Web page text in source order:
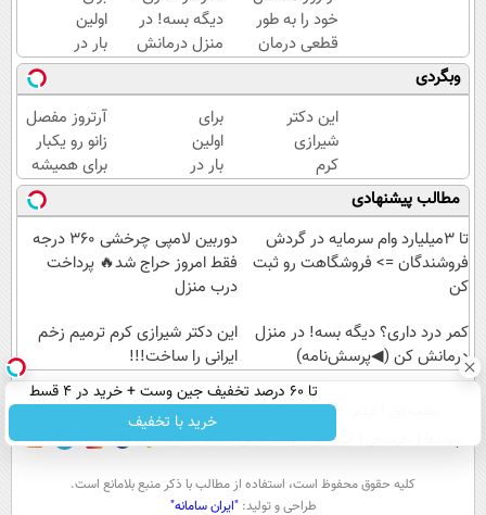
خود را به طور
قطعی درمان
کنید!
◗پرسش‌نامه◖
دیگه بسه! در
منزل درمانش
کن
(◀پرسش‌نامه)
اولین
بار در
ایران
🇮🇷
این
دکتر
کرم
ترمیم
کننده
23
روزه
وبگردی
این دکتر
شیرازی
کرم
ترمیم
زخم
ایرانی را
ساخت!!!
برای
اولین
بار در
ایران
🇮🇷
این
دکتر
کرم
کننده
23
روزه
ساخت!
آرتروز مفصل
زانو رو یکبار
برای همیشه
درمان کن!
◗پرسش‌نامه◖
مطالب پیشنهادی
تا 3میلیارد وام سرمایه در گردش
فروشندگان => فروشگاهت رو ثبت
کن
دوربین لامپی چرخشی 360 درجه
فقط امروز حراج شد🔥 پرداخت
درب منزل
کمر درد داری؟ دیگه بسه! در منزل
درمانش کن (◀پرسش‌نامه)
این دکتر شیرازی کرم ترمیم زخم
ایرانی را ساخت!!!
تا 60 درصد تخفیف جین وست + خرید در 4 قسط
خرید با تخفیف
عصر ایران۲ درباره عصرایران تماس با ما
آب و هوا اوقات شرعی سواد زندگی
كليه حقوق محفوظ است، استفاده از مطالب با ذكر منبع بلامانع است.
طراحی و تولید:"ایران سامانه"